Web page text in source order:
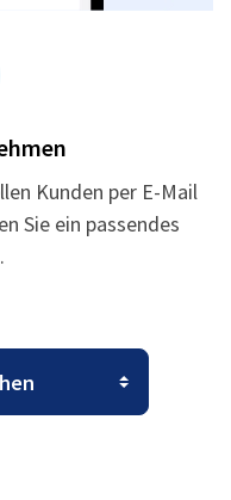
Kunden per E-Mail
Sie ein passendes